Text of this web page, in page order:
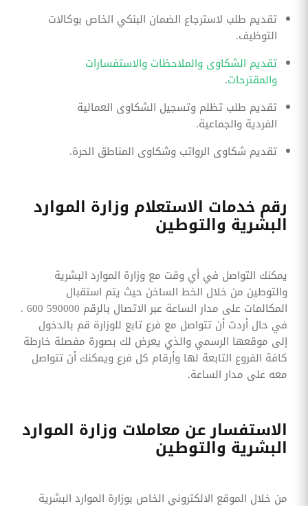
تقديم طلب لاسترجاع الضمان البنكي الخاص بوكالات
التوظيف.
تقديم الشكاوى والملاحظات والاستفسارات
والمقترحات.
تقديم طلب تظلم وتسجيل الشكاوى العمالية
الفردية والجماعية.
تقديم شكاوى الرواتب وشكاوى المناطق الحرة.
رقم خدمات الاستعلام وزارة الموارد
البشرية والتوطين
يمكنك التواصل في أي وقت مع وزارة الموارد البشرية
والتوطين من خلال الخط الساخن حيث يتم استقبال
المكالمات على مدار الساعة عبر الاتصال بالرقم 590000 600 .
في حال أردت أن تتواصل مع فرع تابع للوزارة قم بالدخول
إلى موقعها الرسمي والذي يعرض لك بصورة مفصلة خارطة
كافة الفروع التابعة لها وأرقام كل فرع ويمكنك أن تتواصل
معه على مدار الساعة.
الاستفسار عن معاملات وزارة الموارد
البشرية والتوطين
من خلال الموقع الالكتروني الخاص بوزارة الموارد البشرية